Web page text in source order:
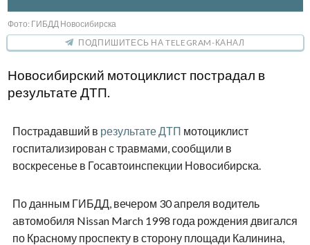
Фото: ГИБДД Новосибирска
ПОДПИШИТЕСЬ НА TELEGRAM-КАНАЛ
Новосибирский мотоциклист пострадал в
результате ДТП.
Пострадавший в результате ДТП мотоциклист
госпитализирован с травмами, сообщили в
воскресенье в Госавтоинспекции Новосибирска.
По данным ГИБДД, вечером 30 апреля водитель
автомобиля Nissan March 1998 года рождения двигался
по Красному проспекту в сторону площади Калинина,